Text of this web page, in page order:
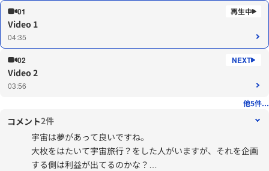
01
Video 1
04:35
02
Video 2
03:56
他5件...
コメント2件
宇宙は夢があって良いですね。
大枚をはたいて宇宙旅行？をした人がいますが、それを企画
する側は利益が出てるのかな？